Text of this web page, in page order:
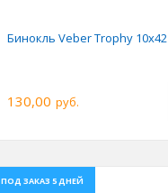
Бинокль Veber Trophy 10х42
130,00 руб.
ПОД ЗАКАЗ 5 ДНЕЙ